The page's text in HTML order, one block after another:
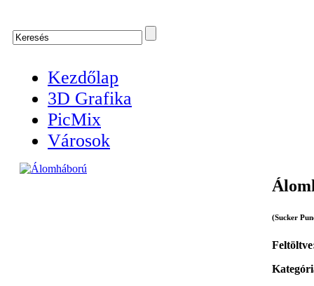
Kezdőlap
3D Grafika
PicMix
Városok
(Sucker